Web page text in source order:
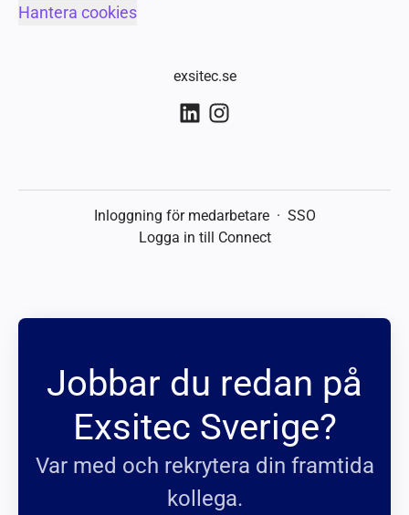
Hantera cookies
exsitec.se
Inloggning för medarbetare · SSO
Logga in till Connect
Jobbar du redan på
Exsitec Sverige?
Var med och rekrytera din framtida
kollega.